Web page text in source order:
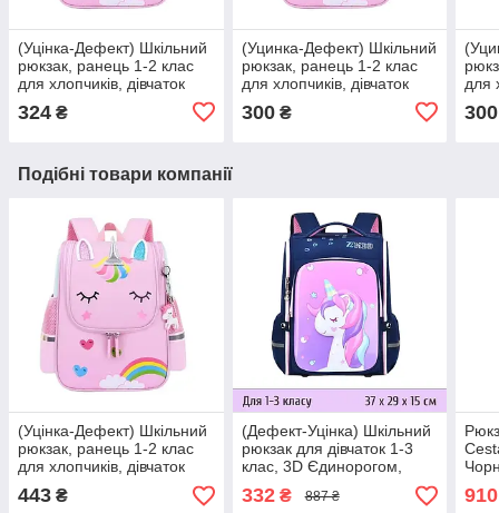
(Уцінка-Дефект) Шкільний
рюкзак, ранець 1-2 клас
для хлопчиків, дівчаток
(096)
324 ₴
(Уцинка-Дефект) Шкільний
рюкзак, ранець 1-2 клас
для хлопчиків, дівчаток
(097)
300₴
для
300
Подібні товари компанії
(Уцінка-Дефект) Шкільний
рюкзак, ранець 1-2 клас
для хлопчиків, дівчаток
м'яка спинка ZMbaby
(101)
443 ₴
(Дефект-Уцінка) Шкільний
рюкзак для дівчаток 1-3
клас, 3D Єдинорогом,
ортопедичний ZMbaby 02
— Синій (072)
332₴ 887 ₴ 910